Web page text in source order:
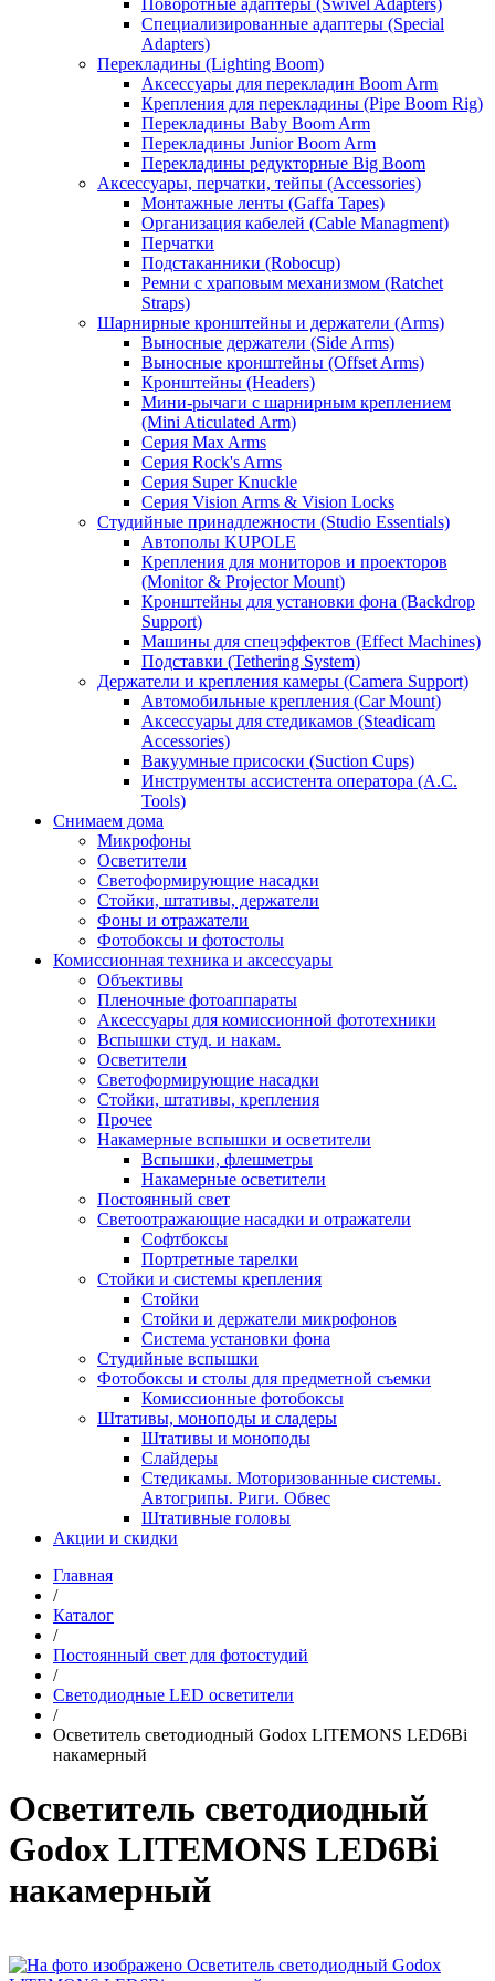
Поворотные адаптеры (Swivel Adapters)
Специализированные адаптеры (Special
Adapters)
Перекладины (Lighting Boom)
Аксессуары для перекладин Boom Arm
Крепления для перекладины (Pipe Boom Rig)
Перекладины Baby Boom Arm
Перекладины Junior Boom Arm
Перекладины редукторные Big Boom
Аксессуары, перчатки, тейпы (Accessories)
Монтажные ленты (Gaffa Tapes)
Организация кабелей (Cable Managment)
Перчатки
Подстаканники (Robocup)
Ремни с храповым механизмом (Ratchet
Straps)
Шарнирные кронштейны и держатели (Arms)
Выносные держатели (Side Arms)
Выносные кронштейны (Offset Arms)
Кронштейны (Headers)
Мини-рычаги с шарнирным креплением
(Mini Aticulated Arm)
Серия Max Arms
Серия Rock's Arms
Серия Super Knuckle
Серия Vision Arms & Vision Locks
Студийные принадлежности (Studio Essentials)
Автополы KUPOLE
Крепления для мониторов и проекторов
(Monitor & Projector Mount)
Кронштейны для установки фона (Backdrop
Support)
Машины для спецэффектов (Effect Machines)
Подставки (Tethering System)
Держатели и крепления камеры (Camera Support)
Автомобильные крепления (Car Mount)
Аксессуары для стедикамов (Steadicam
Accessories)
Вакуумные присоски (Suction Cups)
Инструменты ассистента оператора (A.C.
Tools)
Снимаем дома
Микрофоны
Осветители
Светоформирующие насадки
Стойки, штативы, держатели
Фоны и отражатели
Фотобоксы и фотостолы
Комиссионная техника и аксессуары
Объективы
Пленочные фотоаппараты
Аксессуары для комиссионной фототехники
Вспышки студ. и накам.
Осветители
Светоформирующие насадки
Стойки, штативы, крепления
Прочее
Накамерные вспышки и осветители
Вспышки, флешметры
Накамерные осветители
Постоянный свет
Светоотражающие насадки и отражатели
Софтбоксы
Портретные тарелки
Стойки и системы крепления
Стойки
Стойки и держатели микрофонов
Система установки фона
Студийные вспышки
Фотобоксы и столы для предметной съемки
Комиссионные фотобоксы
Штативы, моноподы и сладеры
Штативы и моноподы
Слайдеры
Стедикамы. Моторизованные системы.
Автогрипы. Риги. Обвес
Штативные головы
Акции и скидки
Главная
/
Каталог
/
Постоянный свет для фотостудий
/
Светодиодные LED осветители
/
Осветитель светодиодный Godox LITEMONS LED6Bi
накамерный
Осветитель светодиодный
Godox LITEMONS LED6Bi
накамерный